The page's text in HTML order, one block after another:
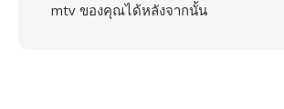
mtv ของคุณได้หลังจากนั้น